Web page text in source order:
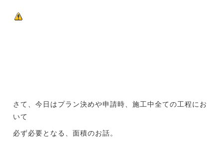
さて、今日はプラン決めや申請時、施工中全ての工程にお
いて
必ず必要となる、面積のお話。